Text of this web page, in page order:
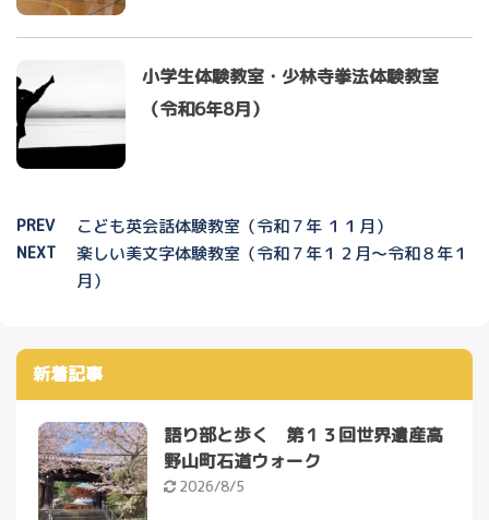
小学生体験教室・少林寺拳法体験教室
（令和6年8月）
PREV こども英会話体験教室（令和７年 １１月）
NEXT
楽しい美文字体験教室（令和７年１２月～令和８年１
月）
新着記事
語り部と歩く 第１３回世界遺産高
野山町石道ウォーク
2026/8/5